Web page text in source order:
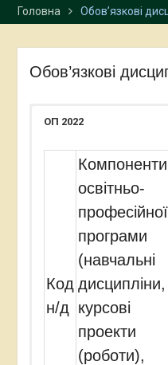
програмою
університетом
успішно
національного
університету
у XXXVI Східній
школі
Головна Обов’язкові
Обов’язкові
ОП 2022
Код
н/д
Компоненти
освітньо-
професійної
програми
(навчальні
дисципліни,
курсові
проекти
(роботи),